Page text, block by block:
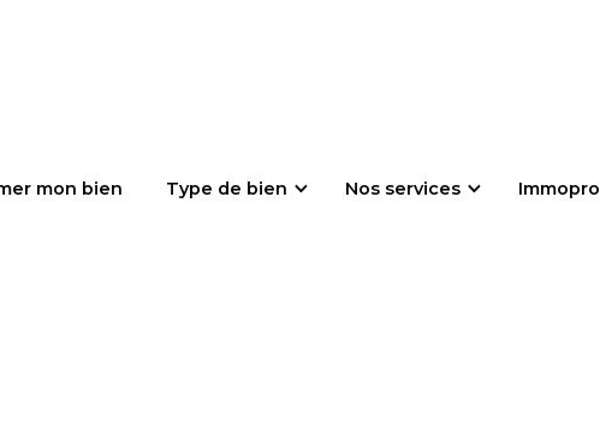
mon bien Type de bien Nos services Immopro